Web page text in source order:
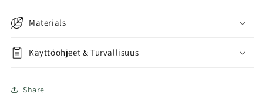
Materials
Käyttöohjeet & Turvallisuus
Share